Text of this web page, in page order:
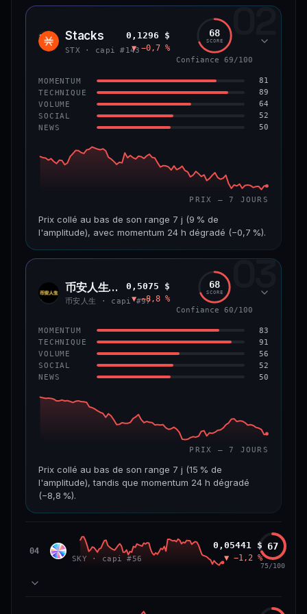
CAP. MARCHÉ VOLUME 24 H
VAR. 7 J VAR. 30 J
−9,9 %
VS ATH
−55,9 %
CONFIANCE 66/100
02
STX Stacks
STX · capi #143
0,1296 $
▼ −0,7 %
68
SCORE
Confiance 69/100
MOMENTUM 81
TECHNIQUE 89
VOLUME 64
SOCIAL 52
NEWS 50
PRIX — 7 JOURS
Prix collé au bas de son range 7 j (9 % de
l'amplitude), avec momentum 24 h dégradé (−0,7 %).
CAP. MARCHÉ VOLUME 24 H
VAR. 7 J VAR. 30 J
−22,2 %
VS ATH
−96,6 %
RANG CAPI.
#143
CONFIANCE 69/100
03
币安
人生
币安人生 (BinanceLife)
币安人生 · capi #97
0,5075 $
▼ −8,8 %
68
SCORE
Confiance 60/100
MOMENTUM 83
TECHNIQUE 91
VOLUME 56
SOCIAL 52
NEWS 50
PRIX — 7 JOURS
Prix collé au bas de son range 7 j (15 % de
l'amplitude), tandis que momentum 24 h dégradé
(−8,8 %).
508 M$ 8,7 M$
VAR. 7 J VAR. 30 J
04 SKY Sky
SKY · capi #56
0,05441 $
▼ −1,2 %
67
75/100
78